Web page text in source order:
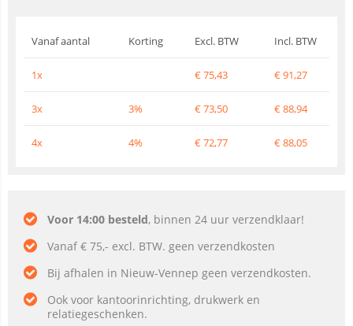
Vanaf aantal Korting Excl. BTW Incl. BTW
1x €75,43 €91,27
3x 3% €73,50 €88,94
4x 4% €72,77 €88,05
Voor 14:00 besteld, binnen 24 uur verzendklaar!
Vanaf € 75,- excl. BTW. geen verzendkosten
Bij afhalen in Nieuw-Vennep geen verzendkosten.
Ook voor kantoorinrichting, drukwerk en
relatiegeschenken.